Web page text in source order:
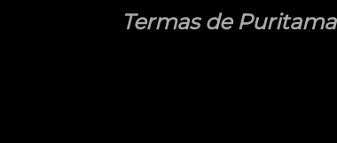
Termas de Puritama